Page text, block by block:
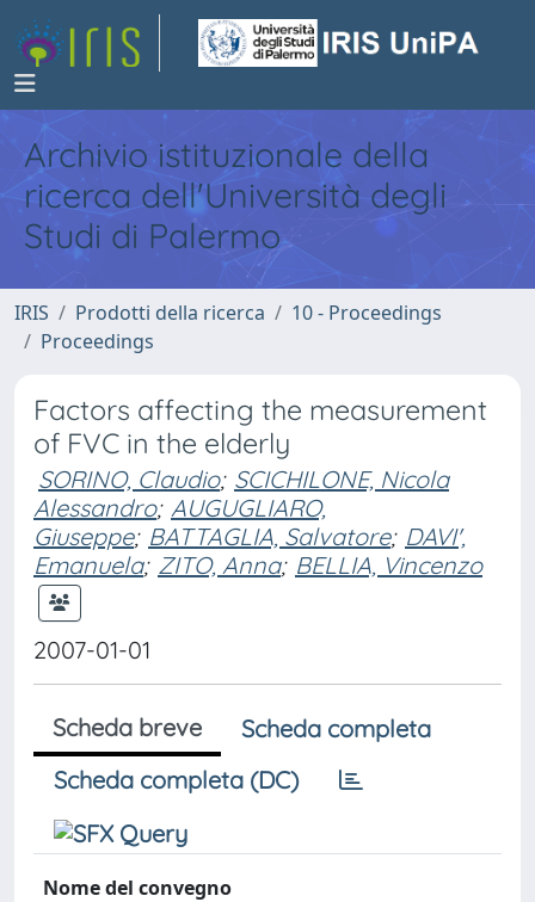
Archivio istituzionale della
ricerca dell'Università degli
Studi di Palermo
IRIS Prodotti della ricerca
10 - Proceedings
Proceedings
Factors affecting the measurement
of FVC in the elderly
SORINO, Claudio; SCICHILONE, Nicola
Alessandro; AUGUGLIARO,
Giuseppe; BATTAGLIA, Salvatore; DAVI',
Emanuela; ZITO, Anna; BELLIA, Vincenzo
2007-01-01
Scheda breve
Scheda completa
Scheda completa (DC)
Nome del convegno